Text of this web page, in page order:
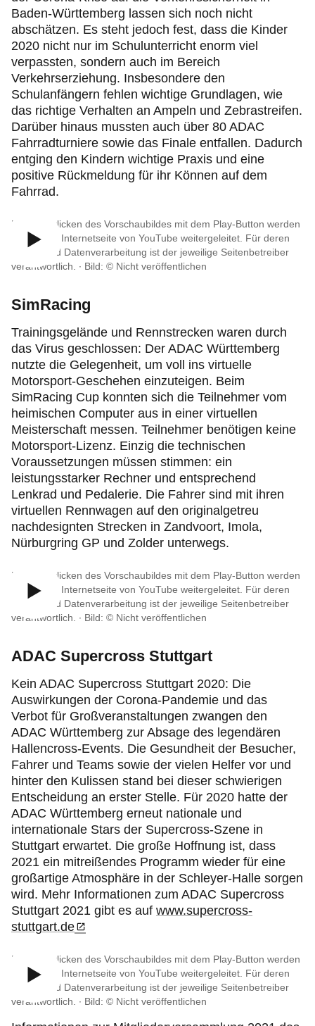
Baden-Württemberg lassen sich noch nicht
abschätzen. Es steht jedoch fest, dass die Kinder
2020 nicht nur im Schulunterricht enorm viel
verpassten, sondern auch im Bereich
Verkehrserziehung. Insbesondere den
Schulanfängern fehlen wichtige Grundlagen, wie
das richtige Verhalten an Ampeln und Zebrastreifen.
Darüber hinaus mussten auch über 80 ADAC
Fahrradturniere sowie das Finale entfallen. Dadurch
entging den Kindern wichtige Praxis und eine
positive Rückmeldung für ihr Können auf dem
Fahrrad.
Durch Anklicken des Vorschaubildes mit dem Play-Button werden
Sie auf die Internetseite von YouTube weitergeleitet. Für deren
Inhalte und Datenverarbeitung ist der jeweilige Seitenbetreiber
verantwortlich. ∙ Bild: © Nicht veröffentlichen
SimRacing
Trainingsgelände und Rennstrecken waren durch
das Virus geschlossen: Der ADAC Württemberg
nutzte die Gelegenheit, um voll ins virtuelle
Motorsport-Geschehen einzuteigen. Beim
SimRacing Cup konnten sich die Teilnehmer vom
heimischen Computer aus in einer virtuellen
Meisterschaft messen. Teilnehmer benötigen keine
Motorsport-Lizenz. Einzig die technischen
Voraussetzungen müssen stimmen: ein
leistungsstarker Rechner und entsprechend
Lenkrad und Pedalerie. Die Fahrer sind mit ihren
virtuellen Rennwagen auf den originalgetreu
nachdesignten Strecken in Zandvoort, Imola,
Nürburgring GP und Zolder unterwegs.
Durch Anklicken des Vorschaubildes mit dem Play-Button werden
Sie auf die Internetseite von YouTube weitergeleitet. Für deren
Inhalte und Datenverarbeitung ist der jeweilige Seitenbetreiber
verantwortlich. ∙ Bild: © Nicht veröffentlichen
ADAC Supercross Stuttgart
Kein ADAC Supercross Stuttgart 2020: Die
Auswirkungen der Corona-Pandemie und das
Verbot für Großveranstaltungen zwangen den
ADAC Württemberg zur Absage des legendären
Hallencross-Events. Die Gesundheit der Besucher,
Fahrer und Teams sowie der vielen Helfer vor und
hinter den Kulissen stand bei dieser schwierigen
Entscheidung an erster Stelle. Für 2020 hatte der
ADAC Württemberg erneut nationale und
internationale Stars der Supercross-Szene in
Stuttgart erwartet. Die große Hoffnung ist, dass
2021 ein mitreißendes Programm wieder für eine
großartige Atmosphäre in der Schleyer-Halle sorgen
wird. Mehr Informationen zum ADAC Supercross
Stuttgart 2021 gibt es auf www.supercross-
stuttgart.de
Durch Anklicken des Vorschaubildes mit dem Play-Button werden
Sie auf die Internetseite von YouTube weitergeleitet. Für deren
Inhalte und Datenverarbeitung ist der jeweilige Seitenbetreiber
verantwortlich. ∙ Bild: © Nicht veröffentlichen